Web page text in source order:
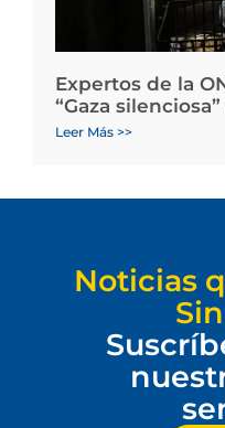
Expertos de la
“Gaza
Leer Más >>
Noticias